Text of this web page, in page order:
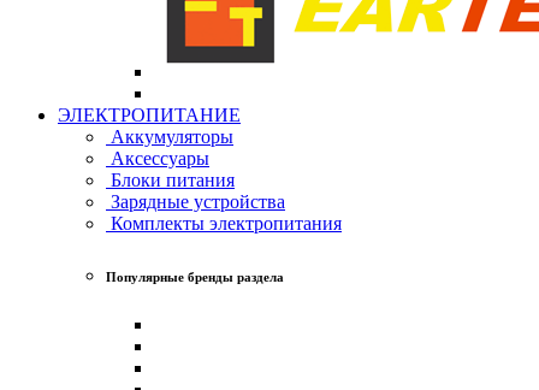
ЭЛЕКТРОПИТАНИЕ
Аккумуляторы
Аксессуары
Блоки питания
Зарядные устройства
Комплекты электропитания
Популярные бренды раздела